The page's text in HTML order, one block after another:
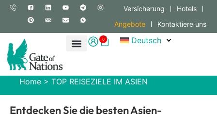
Versicherung
Hotels
Angebote
Kontaktiere uns
0 Deutsch
Home > TOP REISEZIELE IM ASIEN
Entdecken Sie die besten Asien-